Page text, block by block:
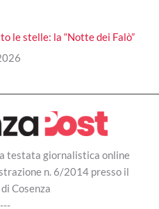
le stelle: la “Notte dei Falò”
testata giornalistica online
n. 6/2014 presso il
Cosenza